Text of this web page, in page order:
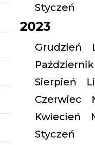
Styczeń
2023
Grudzień
Październik
Sierpień
Czerwiec
Kwiecień
Styczeń